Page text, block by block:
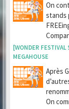
On
stands
[WONDER
MEGAHOUSE
Après
On